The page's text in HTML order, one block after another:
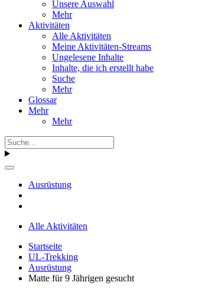
Unsere Auswahl
Mehr
Aktivitäten
Alle Aktivitäten
Meine Aktivitäten-Streams
Ungelesene Inhalte
Inhalte, die ich erstellt habe
Suche
Mehr
Glossar
Mehr
Mehr
Ausrüstung
Alle Aktivitäten
Startseite
UL-Trekking
Ausrüstung
Matte für 9 Jährigen gesucht